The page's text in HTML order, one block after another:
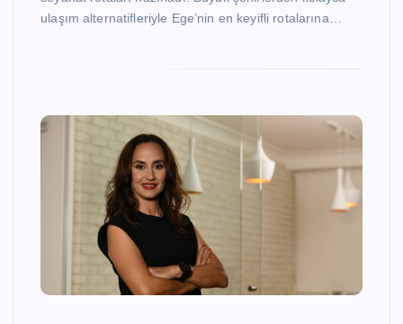
ulaşım alternatifleriyle Ege’nin en keyifli rotalarına…